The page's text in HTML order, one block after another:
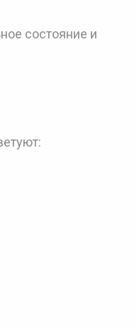
состояние и